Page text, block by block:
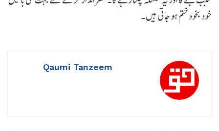
خود بخود ختم ہو جاتی ہیں۔
Qaumi Tanzeem